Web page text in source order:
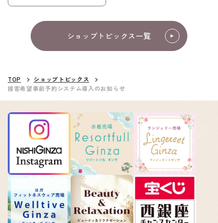
ショップトピックス一覧
TOP
ショップトピックス
接客希望事前予約システム導入のお知らせ